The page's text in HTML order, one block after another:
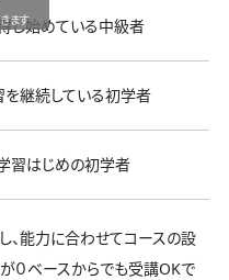
し始めている中級者
を継続している初学者
習はじめの初学者
ます
能力に合わせてコースの設
０ベースからでも受講OKで